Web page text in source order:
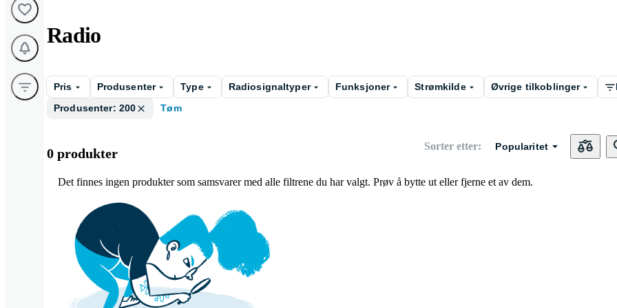
Radio
Pris Produsenter Type Radiosignaltyper Funksjoner Strømkilde Øvrige tilkoblinger
Produsenter: 200
Tøm
0 produkter Sorter etter: Popularitet
Det finnes ingen produkter som samsvarer med alle filtrene du har valgt. Prøv å bytte ut eller fjerne et av dem.